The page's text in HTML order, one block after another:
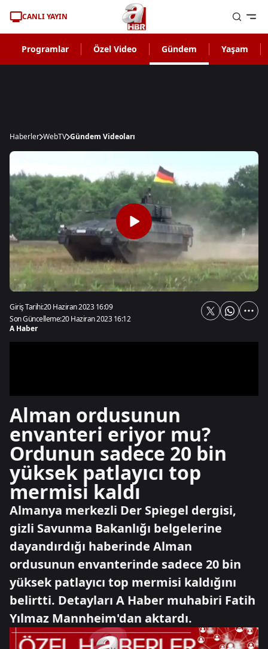
CANLI YAYIN
Programlar Özel Video Gündem Yaşam
Haberler WebTV Gündem Videoları
Giriş Tarihi:20 Haziran 2023 16:09
Son Güncelleme:20 Haziran 2023 16:12
A Haber
Alman ordusunun
envanteri eriyor mu?
Ordunun sadece 20 bin
yüksek patlayıcı top
mermisi kaldı
Almanya merkezli Der Spiegel dergisi,
gizli Savunma Bakanlığı belgelerine
dayandırdığı haberinde Alman
ordusunun envanterinde sadece 20 bin
yüksek patlayıcı top mermisi kaldığını
belirtti. Detayları A Haber muhabiri Fatih
Yılmaz Mannheim'dan aktardı.